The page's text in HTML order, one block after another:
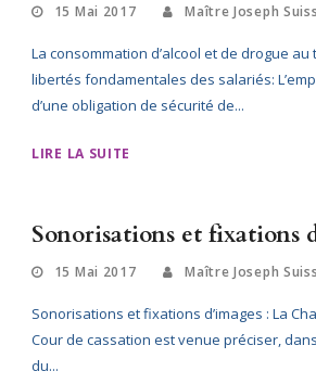
15 Mai 2017 Maître Joseph
La consommation d’alcool et de drogue
libertés fondamentales des salariés:
d’une obligation de sécurité de...
LIRE LA SUITE
Sonorisations et fixations
15 Mai 2017 Maître Joseph
Sonorisations et fixations d’images : La
Cour de cassation est venue préciser,
du...